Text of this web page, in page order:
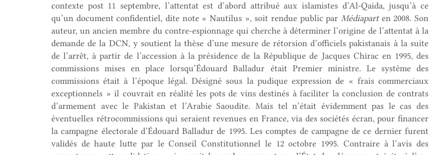
contexte post 11 septembre, l’attentat est d’abord attribué aux islamistes d’Al-Qaida, jusqu’à ce
qu’un document confidentiel, dite note « Nautilus », soit rendue public par Médiaparten 2008. Son
auteur, un ancien membre du contre-espionnage qui cherche à déterminer l’origine de l’attentat à la
demande de la DCN, y soutient la thèse d’une mesure de rétorsion d’officiels pakistanais à la suite
de l’arrêt, à partir de l’accession à la présidence de la République de Jacques Chirac en 1995, des
commissions mises en place lorsqu’Édouard Balladur était Premier ministre. Le système des
commissions était à l’époque légal. Désigné sous la pudique expression de « frais commerciaux
exceptionnels » il couvrait en réalité les pots de vins destinés à faciliter la conclusion de contrats
d’armement avec le Pakistan et l’Arabie Saoudite. Mais tel n’était évidemment pas le cas des
éventuelles rétrocommissions qui seraient revenues en France, via des sociétés écran, pour financer
la campagne électorale d’Édouard Balladur de 1995. Les comptes de campagne de ce dernier furent
validés de haute lutte par le Conseil Constitutionnel le 12 octobre 1995. Contraire à l’avis des